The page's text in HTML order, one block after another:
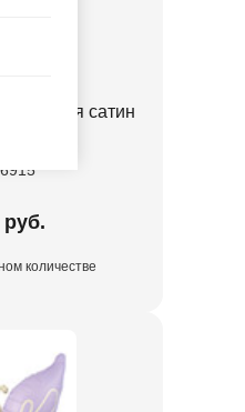
нежная сатин
руб.
количестве